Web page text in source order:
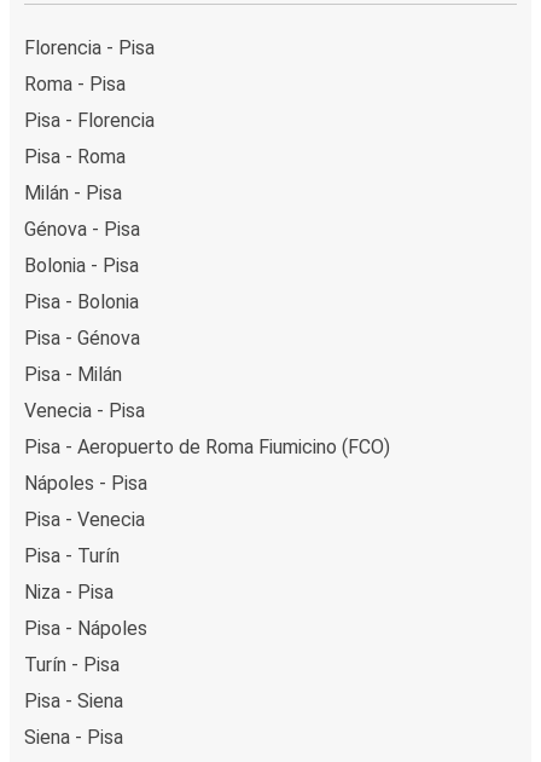
Florencia - Pisa
Roma - Pisa
Pisa - Florencia
Pisa - Roma
Milán - Pisa
Génova - Pisa
Bolonia - Pisa
Pisa - Bolonia
Pisa - Génova
Pisa - Milán
Venecia - Pisa
Pisa - Aeropuerto de Roma Fiumicino (FCO)
Nápoles - Pisa
Pisa - Venecia
Pisa - Turín
Niza - Pisa
Pisa - Nápoles
Turín - Pisa
Pisa - Siena
Siena - Pisa